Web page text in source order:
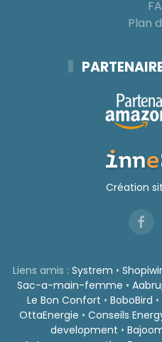
Plan
Création
Liens amis : Systrem •
Sac-a-main-femme •
Le Bon Confort • BoboBird •
OttaEnergie • Conseils
development •